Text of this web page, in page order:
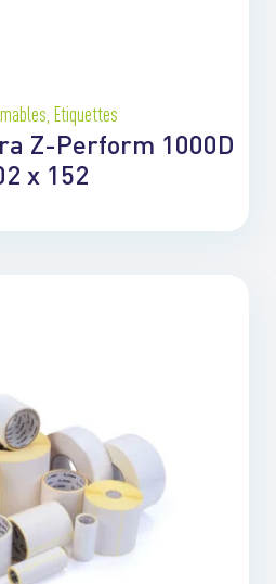
Etiquettes
Z-Perform 1000D
x 152